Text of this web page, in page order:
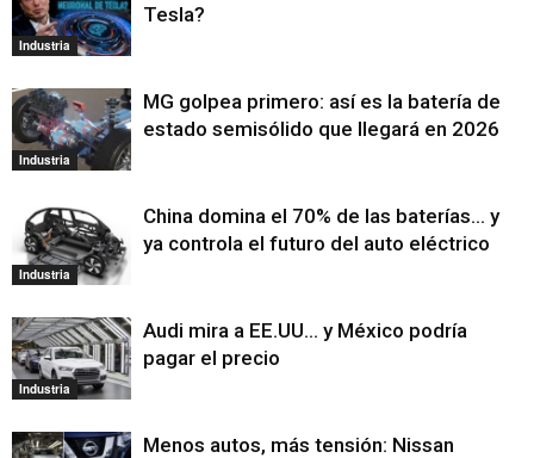
Industria
Tesla?
Industria
MG golpea primero: así es la batería de
estado semisólido que llegará en 2026
Industria
China domina el 70% de las baterías… y
ya controla el futuro del auto eléctrico
Industria
Audi mira a EE.UU… y México podría
pagar el precio
Menos autos, más tensión: Nissan